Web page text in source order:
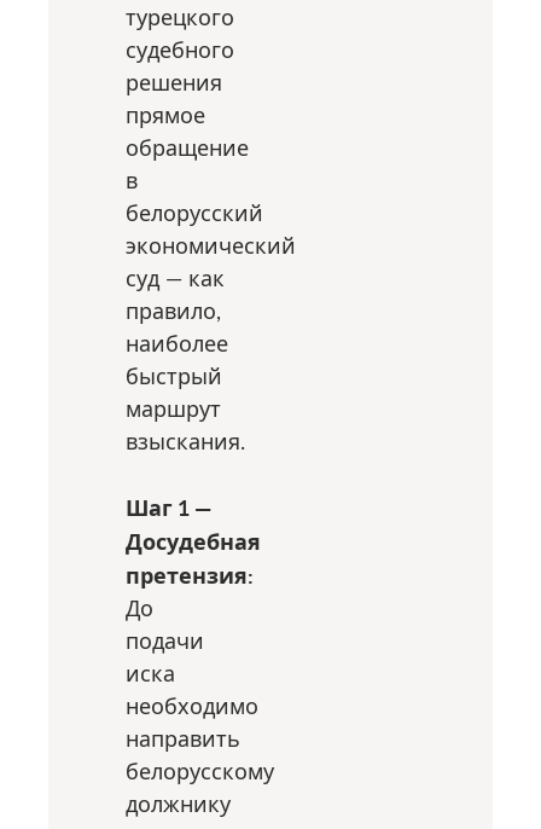
турецкого
судебного
решения
прямое
обращение
в
белорусский
экономический
суд — как
правило,
наиболее
быстрый
маршрут
взыскания.
Шаг 1 —
Досудебная
претензия:
До
подачи
иска
необходимо
направить
белорусскому
должнику